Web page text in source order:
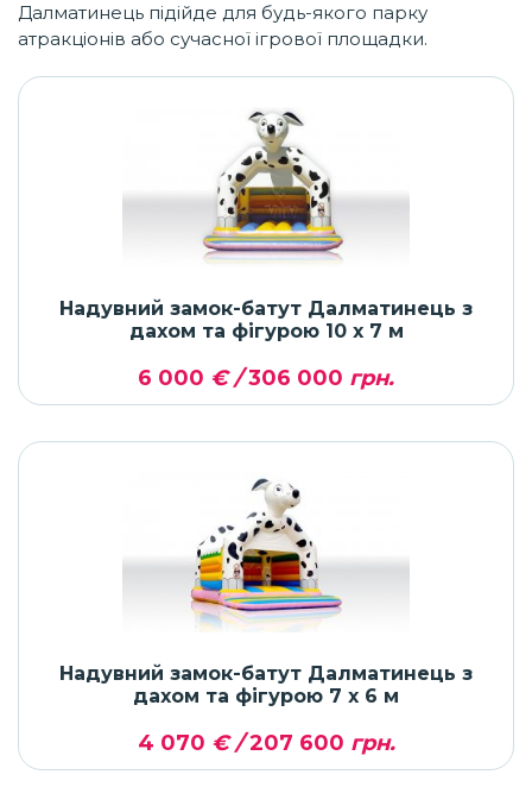
Далматинець підійде для будь-якого парку
атракціонів або сучасної ігрової площадки.
Надувний замок-батут Далматинець з
дахом та фігурою 10 x 7 м
6 000 € /306 000 грн.
Надувний замок-батут Далматинець з
дахом та фігурою 7 x 6 м
4 070 € /207 600 грн.